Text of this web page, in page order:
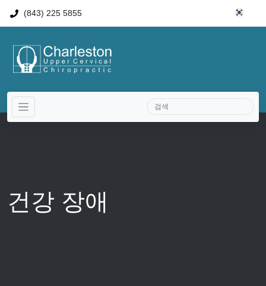
(843) 225 5855
건강 장애